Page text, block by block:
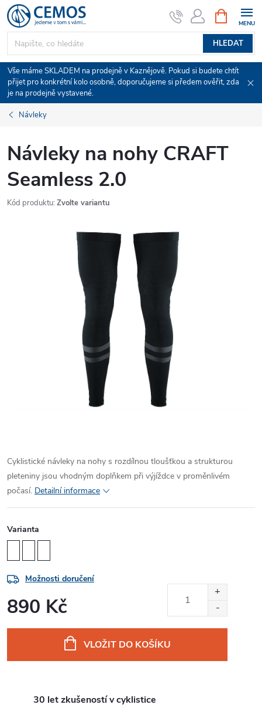
Přejít
na
obsah
HLEDAT
NÁKUPNÍ
KOŠÍK
Vše máme SKLADEM na prodejně v Kaznějově. Pokud si budete chtít
přijet pro konkrétní kolo osobně, doporučujeme si předem ověřit, zda
je na prodejně vystavené.
Návleky
Návleky na nohy CRAFT
Seamless 2.0
Kód produktu: Zvolte variantu
Cyklistické návleky na nohy s rozdílnou tloušťkou a strukturou
pleteniny jsou vhodným doplňkem při výjíždce v proměnlivém
počasí. Detailní informace
Varianta
Možnosti doručení
890 Kč
VLOŽIT DO KOŠÍKU
30 let zkušeností v cyklistice